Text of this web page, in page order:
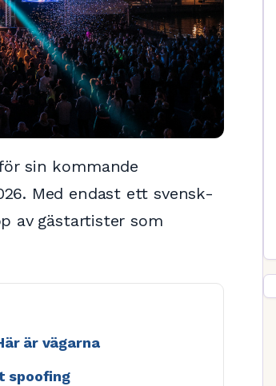
sin kommande
Med endast ett svensk-
av gästartister som
är vägarna
spoofing